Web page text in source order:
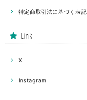
特定商取引法に基づく表記
Link
X
Instagram